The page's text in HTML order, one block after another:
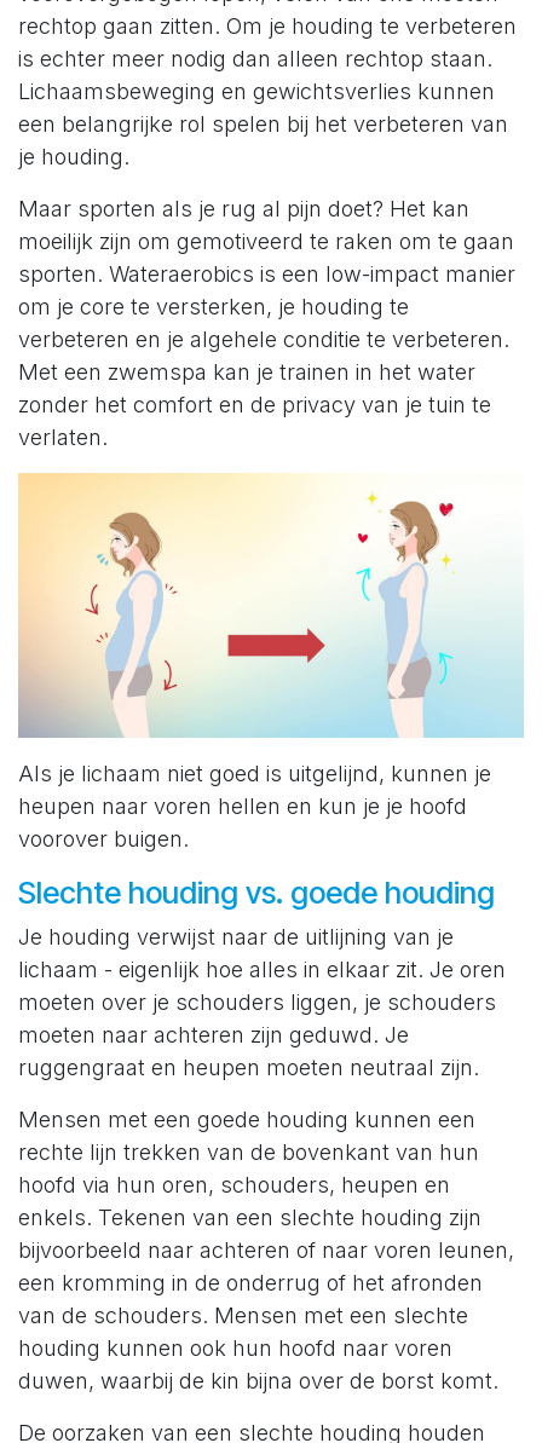
rechtop gaan zitten. Om je houding te verbeteren
is echter meer nodig dan alleen rechtop staan.
Lichaamsbeweging en gewichtsverlies kunnen
een belangrijke rol spelen bij het verbeteren van
je houding.
Maar sporten als je rug al pijn doet? Het kan
moeilijk zijn om gemotiveerd te raken om te gaan
sporten. Wateraerobics is een low-impact manier
om je core te versterken, je houding te
verbeteren en je algehele conditie te verbeteren.
Met een zwemspa kan je trainen in het water
zonder het comfort en de privacy van je tuin te
verlaten.
Als je lichaam niet goed is uitgelijnd, kunnen je
heupen naar voren hellen en kun je je hoofd
voorover buigen.
Slechte houding vs. goede houding
Je houding verwijst naar de uitlijning van je
lichaam - eigenlijk hoe alles in elkaar zit. Je oren
moeten over je schouders liggen, je schouders
moeten naar achteren zijn geduwd. Je
ruggengraat en heupen moeten neutraal zijn.
Mensen met een goede houding kunnen een
rechte lijn trekken van de bovenkant van hun
hoofd via hun oren, schouders, heupen en
enkels. Tekenen van een slechte houding zijn
bijvoorbeeld naar achteren of naar voren leunen,
een kromming in de onderrug of het afronden
van de schouders. Mensen met een slechte
houding kunnen ook hun hoofd naar voren
duwen, waarbij de kin bijna over de borst komt.
De oorzaken van een slechte houding houden